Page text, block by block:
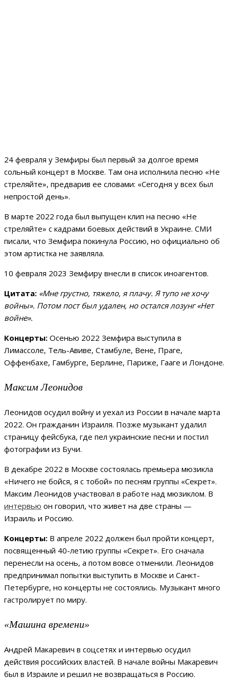
24 февраля у Земфиры был первый за долгое время
сольный концерт в Москве. Там она исполнила песню «Не
стреляйте», предварив ее словами: «Сегодня у всех был
непростой день».
В марте 2022 года был выпущен клип на песню «Не
стреляйте» с кадрами боевых действий в Украине. СМИ
писали, что Земфира покинула Россию, но официально об
этом артистка не заявляла.
10 февраля 2023 Земфиру внесли в список иноагентов.
Цитата: «Мне грустно, тяжело, я плачу. Я тупо не хочу
войны». Потом пост был удален, но остался лозунг «Нет
войне».
Концерты: Осенью 2022 Земфира выступила в
Лимассоле, Тель-Авиве, Стамбуле, Вене, Праге,
Оффенбахе, Гамбурге, Берлине, Париже, Гааге и Лондоне.
Максим Леонидов
Леонидов осудил войну и уехал из России в начале марта
2022. Он гражданин Израиля. Позже музыкант удалил
страницу фейсбука, где пел украинские песни и постил
фотографии из Бучи.
В декабре 2022 в Москве состоялась премьера мюзикла
«Ничего не бойся, я с тобой» по песням группы «Секрет».
Максим Леонидов участвовал в работе над мюзиклом. В
интервью он говорил, что живет на две страны —
Израиль и Россию.
Концерты: В апреле 2022 должен был пройти концерт,
посвященный 40-летию группы «Секрет». Его сначала
перенесли на осень, а потом вовсе отменили. Леонидов
предпринимал попытки выступить в Москве и Санкт-
Петербурге, но концерты не состоялись. Музыкант много
гастролирует по миру.
«Машина времени»
Андрей Макаревич в соцсетях и интервью осудил
действия российских властей. В начале войны Макаревич
был в Израиле и решил не возвращаться в Россию.